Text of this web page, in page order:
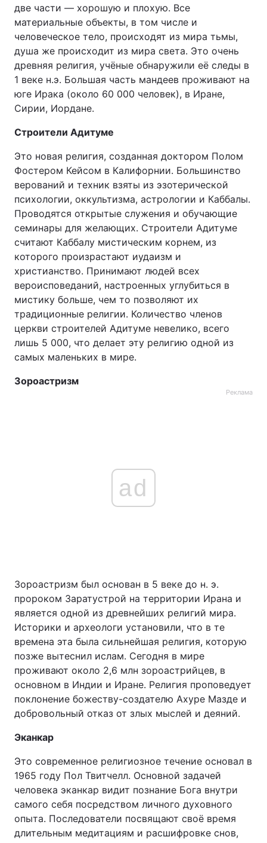
две части — хорошую и плохую. Все
материальные объекты, в том числе и
человеческое тело, происходят из мира тьмы,
душа же происходит из мира света. Это очень
древняя религия, учёные обнаружили её следы в
1 веке н.э. Большая часть мандеев проживают на
юге Ирака (около 60 000 человек), в Иране,
Сирии, Иордане.
Строители Адитуме
Это новая религия, созданная доктором Полом
Фостером Кейсом в Калифорнии. Большинство
верований и техник взяты из эзотерической
психологии, оккультизма, астрологии и Каббалы.
Проводятся открытые служения и обучающие
семинары для желающих. Строители Адитуме
считают Каббалу мистическим корнем, из
которого произрастают иудаизм и
христианство. Принимают людей всех
вероисповеданий, настроенных углубиться в
мистику больше, чем то позволяют их
традиционные религии. Количество членов
церкви строителей Адитуме невелико, всего
лишь 5 000, что делает эту религию одной из
самых маленьких в мире.
Зороастризм
Реклама
ad
Зороастризм был основан в 5 веке до н. э.
пророком Заратустрой на территории Ирана и
является одной из древнейших религий мира.
Историки и археологи установили, что в те
времена эта была сильнейшая религия, которую
позже вытеснил ислам. Сегодня в мире
проживают около 2,6 млн зороастрийцев, в
основном в Индии и Иране. Религия проповедует
поклонение божеству-создателю Ахуре Мазде и
добровольный отказ от злых мыслей и деяний.
Эканкар
Это современное религиозное течение основал в
1965 году Пол Твитчелл. Основной задачей
человека эканкар видит познание Бога внутри
самого себя посредством личного духовного
опыта. Последователи посвящают своё время
длительным медитациям и расшифровке снов,